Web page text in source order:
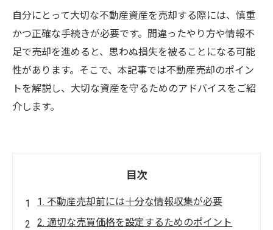
自分にとって大切な不動産資産を売却する際には、慎重
かつ正確な手続きが必要です。間違ったやり方や情報不
足で売却を進めると、思わぬ損失を被ることになる可能
性があります。そこで、本記事では不動産売却のポイン
トを解説し、大切な資産を守るためのアドバイスをご紹
介します。
目次
1. 不動産売却前には十分な情報収集が必要
2. 適切な売買価格を設定するためのポイント